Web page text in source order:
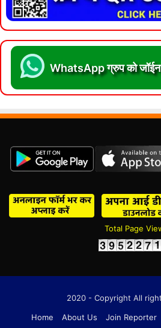
WhatsApp ग्रुप को
Total Page
2020 - Copyright All
Home
About Us Join Reporter